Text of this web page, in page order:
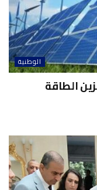
الوطنية
الطاقة